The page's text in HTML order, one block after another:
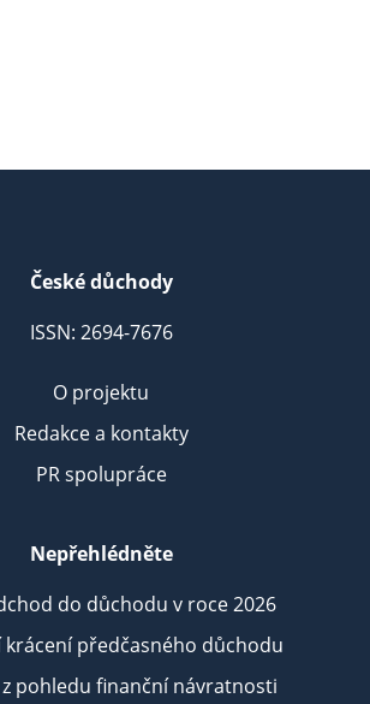
České důchody
ISSN: 2694-7676
O projektu
Redakce a kontakty
PR spolupráce
Nepřehlédněte
do důchodu v roce 2026
krácení předčasného důchodu
pohledu finanční návratnosti